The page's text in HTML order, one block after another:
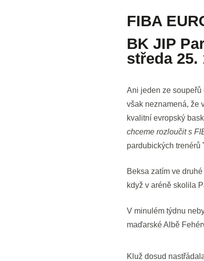
FIBA
BK JIP
středa
Ani jeden ze soupeřů
však neznamená, že
kvalitní evropský
chceme rozloučit s
pardubických trenérů
Beksa zatím ve
když v aréně skolila
V minulém týdnu
maďarské Albě
Kluž dosud